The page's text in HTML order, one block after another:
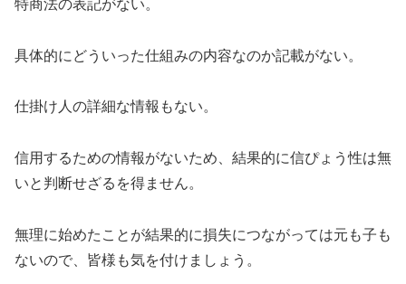
特商法の表記がない。
具体的にどういった仕組みの内容なのか記載がない。
仕掛け人の詳細な情報もない。
信用するための情報がないため、結果的に信ぴょう性は無
いと判断せざるを得ません。
無理に始めたことが結果的に損失につながっては元も子も
ないので、皆様も気を付けましょう。